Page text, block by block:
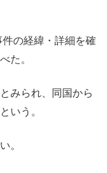
の経緯・詳細を確
た。
みられ、同国から
いう。
。